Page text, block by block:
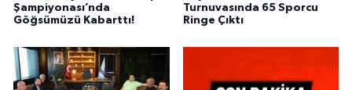
Şampiyonası’nda
Göğsümüzü Kabarttı!
Turnuvasında 65 Sporcu
Ringe Çıktı